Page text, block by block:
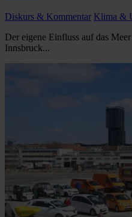
Diskurs & Kommentar Klima &
Der eigene Einfluss auf das
Innsbruck...